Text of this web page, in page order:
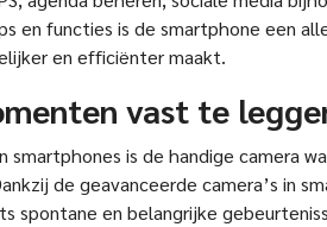
en functies is de smartphone een
en efficiënter maakt.
vast te
is de handige camera
de geavanceerde camera’s in
spontane en belangrijke